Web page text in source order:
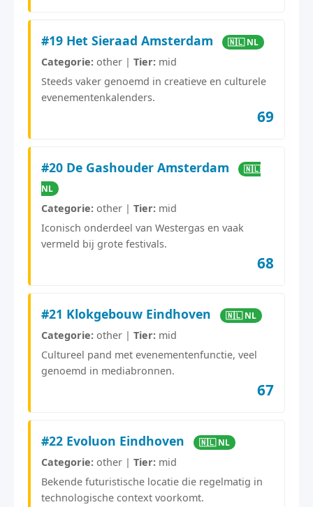
#19 Het Sieraad Amsterdam 🇳🇱 NL
Categorie: other | Tier: mid
Steeds vaker genoemd in creatieve en culturele
evenementenkalenders.
69
#20 De Gashouder Amsterdam
🇳🇱
NL
Categorie: other | Tier: mid
Iconisch onderdeel van Westergas en vaak
vermeld bij grote festivals.
68
#21 Klokgebouw Eindhoven 🇳🇱 NL
Categorie: other | Tier: mid
Cultureel pand met evenementenfunctie, veel
genoemd in mediabronnen.
67
#22 Evoluon Eindhoven 🇳🇱 NL
Categorie: other | Tier: mid
Bekende futuristische locatie die regelmatig in
technologische context voorkomt.